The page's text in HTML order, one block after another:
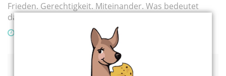
Frieden. Gerechtigkeit. Miteinander. Was bedeutet
das eigentlich – für dich, für uns, für die Welt?
Jugendkunstschule im arte fact ,
September 2025